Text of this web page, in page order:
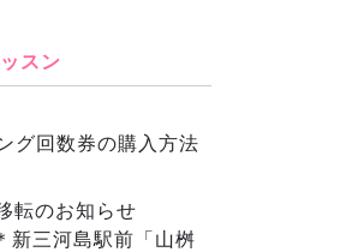
スン
グ回数券の購入方法
転のお知らせ
新三河島駅前「山桝